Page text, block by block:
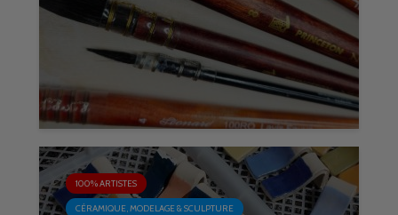
100% ARTISTES
CÉRAMIQUE, MODELAGE & SCULPTURE